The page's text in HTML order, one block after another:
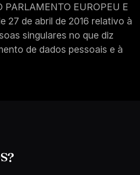
PARLAMENTO EUROPEU E
27 de abril de 2016 relativo à
singulares no que diz
de dados pessoais e à